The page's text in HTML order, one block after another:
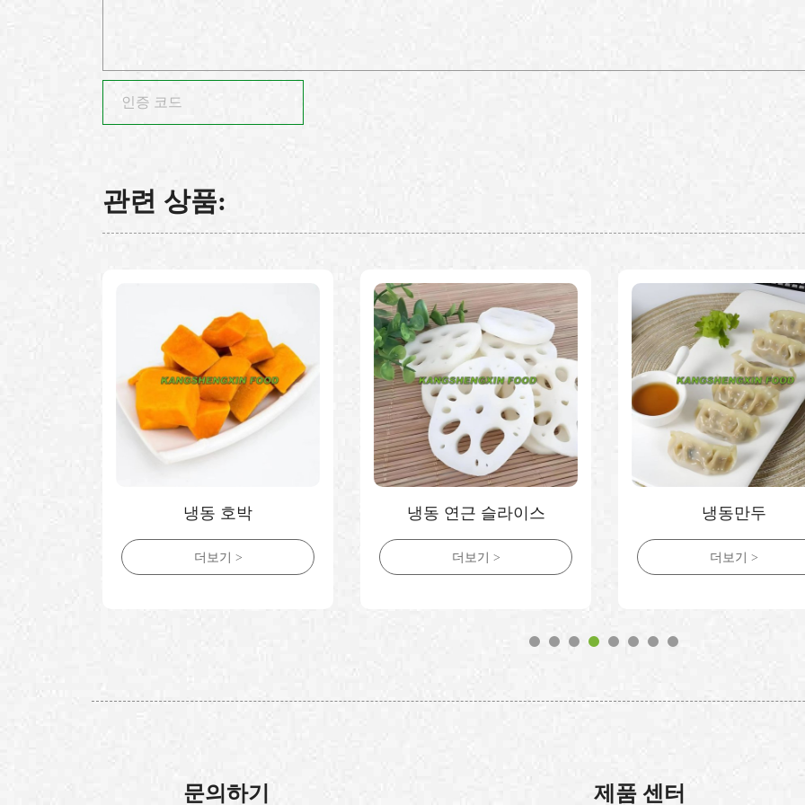
관련 상품:
냉동 호박
더보기 >
냉동 연근 슬라이스
더보기 >
냉동만두
더보기 >
문의하기 제품 센터